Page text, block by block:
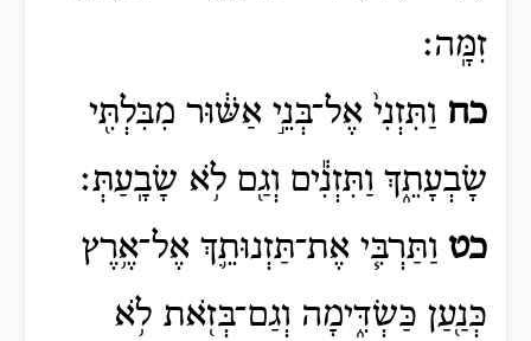
זִמָּֽה׃
כח וַתִּזְנִי֙ אֶל־בְּנֵ֣י אַשּׁ֔וּר מִבִּלְתִּ֖י
שָׂבְעָתֵ֑ךְ וַתִּזְנִ֕ים וְגַ֖ם לֹ֥א שָׂבָֽעַתְּ׃
כט וַתַּרְבִּ֧י אֶת־תַּזְנוּתֵ֛ךְ אֶל־אֶ֥רֶץ
כְּנַ֖עַן כַּשְׂדִּ֑ימָה וְגַם־בְּזֹ֖את לֹ֥א